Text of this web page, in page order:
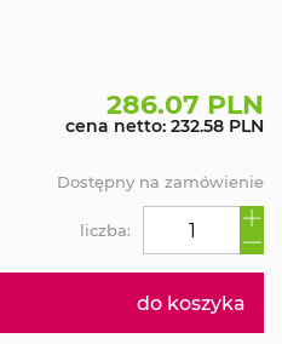
286.07 PLN
cena netto: 232.58 PLN
do koszyka
liczba:
Dostępny na zamówienie